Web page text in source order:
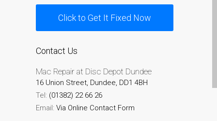
Reparaciones de Apple
Contáctenos
Click to Get It Fixed Now
Contact Us
Mac Repair at Disc Depot Dundee
16 Union Street, Dundee, DD1 4BH
Tel: (01382) 22 66 26
Email: Via Online Contact Form